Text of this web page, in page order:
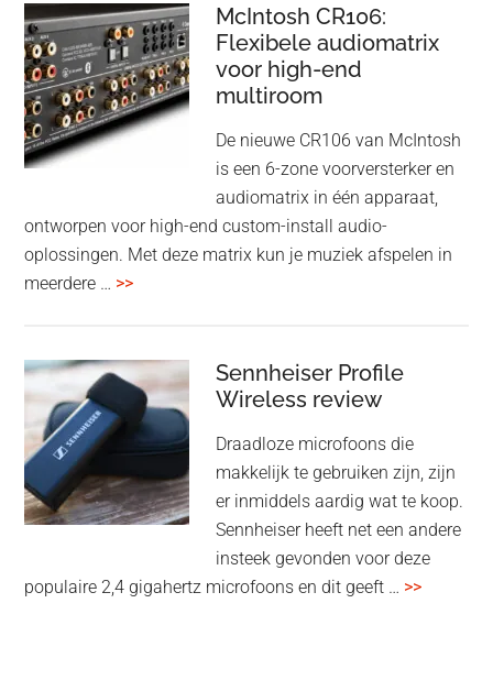
Adaptive
noise
cancelling
–
4
McIntosh CR106:
Flexibele audiomatrix
voor high-end
multiroom
De nieuwe CR106 van McIntosh
is een 6-zone voorversterker en
audiomatrix in één apparaat,
ontworpen voor high-end custom-install audio-
oplossingen. Met deze matrix kun je muziek afspelen in
meerdere … >>overMcIntosh
audiomatrix
voor
high-
end
multiroom
Sennheiser Profile
Wireless review
Draadloze microfoons die
makkelijk te gebruiken zijn, zijn
er inmiddels aardig wat te koop.
Sennheiser heeft net een andere
insteek gevonden voor deze
populaire 2,4 gigahertz microfoons en dit geeft … >>